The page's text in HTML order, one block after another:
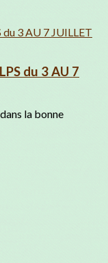
du 3 AU 7
la bonne